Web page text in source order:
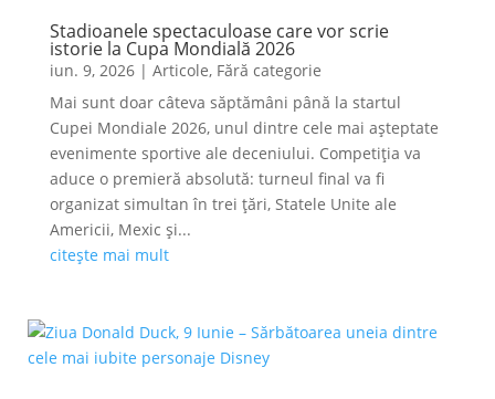
Stadioanele spectaculoase care vor scrie
istorie la Cupa Mondială 2026
iun. 9, 2026| Articole, Fără categorie
Mai sunt doar câteva săptămâni până la startul
Cupei Mondiale 2026, unul dintre cele mai așteptate
evenimente sportive ale deceniului. Competiția va
aduce o premieră absolută: turneul final va fi
organizat simultan în trei țări, Statele Unite ale
Americii, Mexic și...
citește mai mult